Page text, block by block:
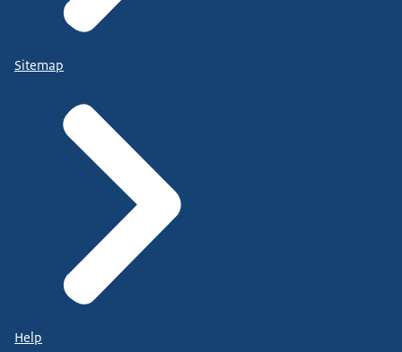
Sitemap
Help